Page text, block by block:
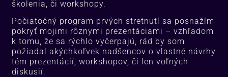
školenia, či workshopy.
Počiatočný program prvých stretnutí sa posnažím
pokryť mojimi rôznymi prezentáciami – vzhľadom
k tomu, že sa rýchlo vyčerpajú, rád by som
požiadal akýchkoľvek nadšencov o vlastné návrhy
tém prezentácií, workshopov, či len voľných
diskusií.